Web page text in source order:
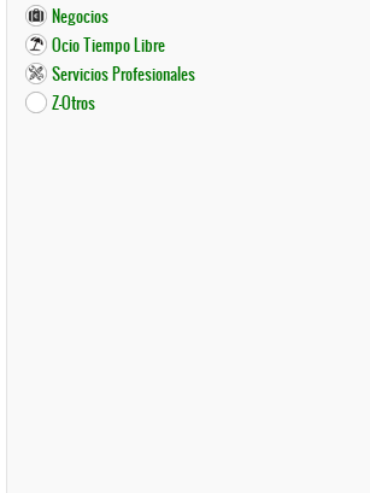
Negocios
Ocio Tiempo Libre
Servicios Profesionales
Z-Otros